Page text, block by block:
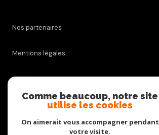
Nos partenaires
Mentions légales
Admin
Nos honoraires
Comme beaucoup, notre site
utilise les cookies
On aimerait vous accompagner pendant
votre visite.